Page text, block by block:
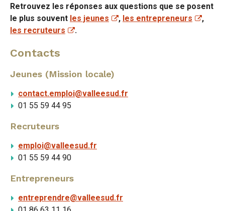
Retrouvez les réponses aux questions que se posent
le plus souvent les jeunes , les entrepreneurs
,
les recruteurs
.
Contacts
Jeunes (Mission locale)
contact.emploi@valleesud.fr
01 55 59 44 95
Recruteurs
emploi@valleesud.fr
01 55 59 44 90
Entrepreneurs
entreprendre@valleesud.fr